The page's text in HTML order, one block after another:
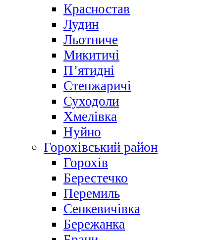
Красностав
Лудин
Льотниче
Микитичі
П’ятидні
Стенжаричі
Суходоли
Хмелівка
Нуйно
Горохівський район
Горохів
Берестечко
Перемиль
Сенкевичівка
Бережанка